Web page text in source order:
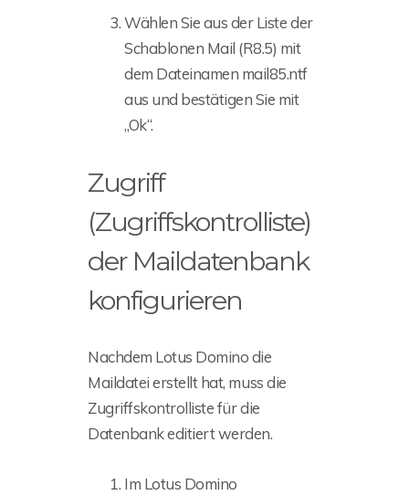
Wählen Sie aus der Liste der
Schablonen Mail (R8.5) mit
dem Dateinamen mail85.ntf
aus und bestätigen Sie mit
„Ok“.
Zugriff
(Zugriffskontrolliste)
der Maildatenbank
konfigurieren
Nachdem Lotus Domino die
Maildatei erstellt hat, muss die
Zugriffskontrolliste für die
Datenbank editiert werden.
Im Lotus Domino